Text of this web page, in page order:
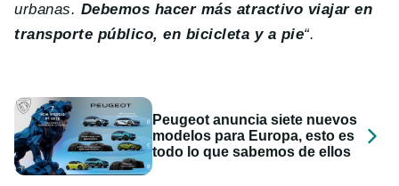
urbanas. Debemos hacer más atractivo viajar en
transporte público, en bicicleta y a pie“.
Peugeot anuncia siete nuevos
modelos para Europa, esto es
todo lo que sabemos de ellos